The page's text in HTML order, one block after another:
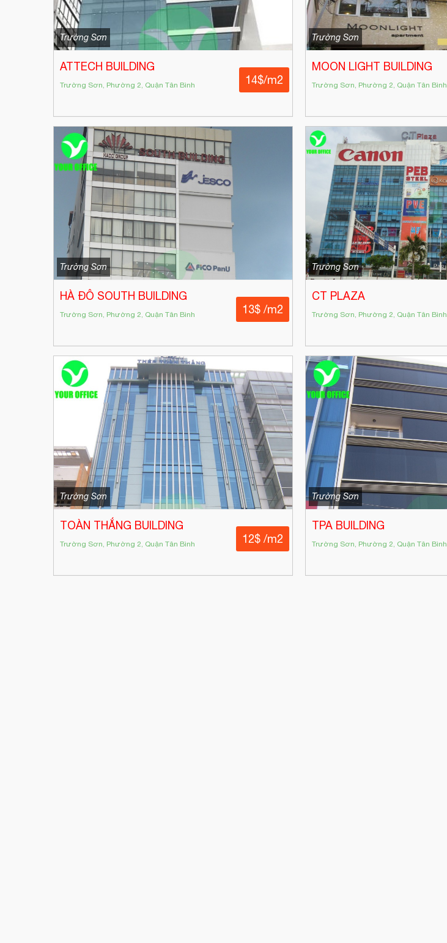
Trường Sơn
ATTECH BUILDING
Trường Sơn, Phường 2, Quận Tân Bình 14$/m2
Trường Sơn
MOON LIGHT BUILDING
Trường Sơn, Phường 2, Quận Tân Bình
Trường Sơn
HÀ ĐÔ SOUTH BUILDING
Trường Sơn, Phường 2, Quận Tân Bình 13$ /m2
Trường Sơn
CT PLAZA
Trường Sơn, Phường 2, Quận Tân Bình
Trường Sơn
TOÀN THẮNG BUILDING
Trường Sơn, Phường 2, Quận Tân Bình 12$ /m2
Trường Sơn
TPA BUILDING
Trường Sơn, Phường 2, Quận Tân Bình